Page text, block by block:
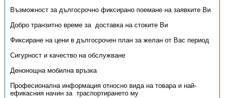
Възможност за дългосрочно фиксирано поемане на заявките Ви
Добро транзитно време за доставка на стоките Ви
Фиксиране на цени в дългосрочен план за желан от Вас период
Сигурност и качество на обслужване
Денонощна мобилна връзка
Професионална информация относно вида на товара и най-
ефикасния начин за траспортирането му